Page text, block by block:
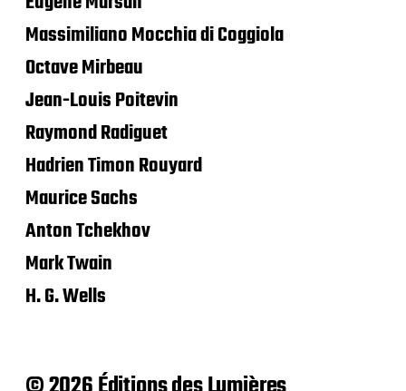
Massimiliano Mocchia di Coggiola
Octave Mirbeau
Jean-Louis Poitevin
Raymond Radiguet
Hadrien Timon Rouyard
Maurice Sachs
Anton Tchekhov
Mark Twain
H. G. Wells